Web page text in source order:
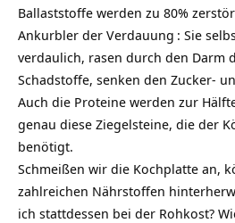
Ballaststoffe werden zu 80%
Ankurbler der Verdauung : Sie
verdaulich, rasen durch den Darm
Schadstoffe, senken den Zucker-
Auch die Proteine werden zur
genau diese Ziegelsteine, die der
benötigt.
Schmeißen wir die Kochplatte an,
zahlreichen Nährstoffen
ich stattdessen bei der Rohkost?